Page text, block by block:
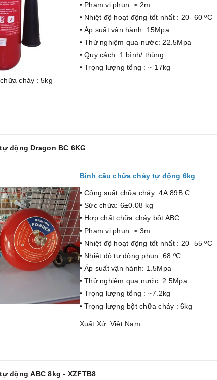
• Phạm vi phun: ≥ 2m
• Nhiệt độ hoạt động tốt nhất : 20- 60 ºC
• Áp suất vận hành: 15Mpa
• Thử nghiệm qua nước: 22.5Mpa
• Quy cách: 1 bình/ thùng
• Trọng lượng tổng : ~ 17kg
cháy : 5kg
động Dragon BC 6KG
Bình cầu chữa cháy tự động 6kg
• Công suất chữa cháy: 4A.89B.C
• Sức chứa: 6±0.08 kg
• Hợp chất chữa cháy bột ABC
• Phạm vi phun: ≥ 3m
• Nhiệt độ hoạt động tốt nhất : 20- 55 ºC
• Nhiệt độ tự động phun: 68 ºC
• Áp suất vận hành: 1.5Mpa
• Thử nghiệm qua nước: 2.5Mpa
• Trọng lượng tổng : ~7.2kg
• Trọng lượng bột chữa cháy : 6kg
Xuất Xứ: Việt Nam
động ABC 8kg - XZFTB8